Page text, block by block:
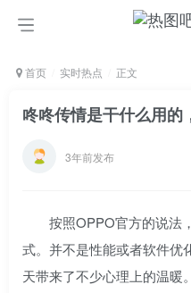
首页 实时热点 正文
咚咚传情是干什么用的
3年前发布
按照OPPO官方的说法
式。并不是性能或者软件优
天带来了不少心理上的温暖。